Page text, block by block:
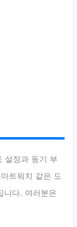
설정과 동기 부
트워치 같은 도
니다. 여러분은